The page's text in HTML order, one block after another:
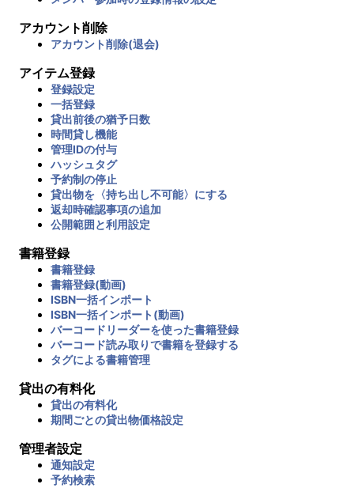
アカウント削除
アカウント削除(退会)
アイテム登録
登録設定
一括登録
貸出前後の猶予日数
時間貸し機能
管理IDの付与
ハッシュタグ
予約制の停止
貸出物を〈持ち出し不可能〉にする
返却時確認事項の追加
公開範囲と利用設定
書籍登録
書籍登録
書籍登録(動画)
ISBN一括インポート
ISBN一括インポート(動画)
バーコードリーダーを使った書籍登録
バーコード読み取りで書籍を登録する
タグによる書籍管理
貸出の有料化
貸出の有料化
期間ごとの貸出物価格設定
管理者設定
通知設定
予約検索